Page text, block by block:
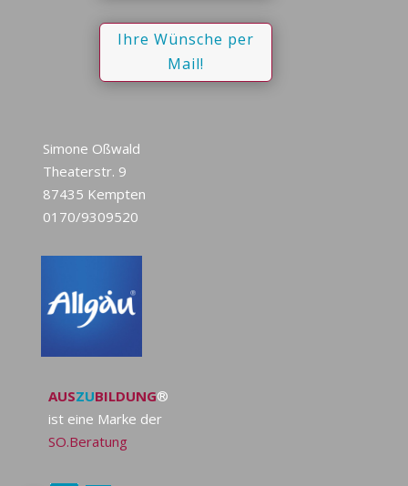
Ihre Wünsche per
Mail!
Simone Oßwald
Theaterstr. 9
87435 Kempten
0170/9309520
AUSZUBILDUNG®
ist eine Marke der
SO.Beratung